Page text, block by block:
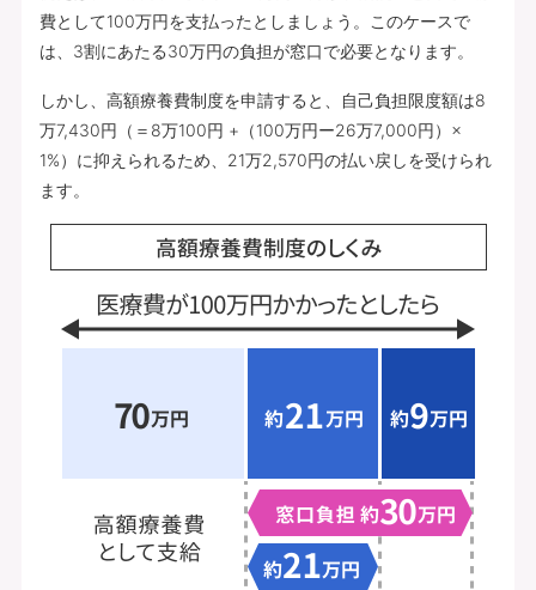
費として100万円を支払ったとしましょう。このケースで
は、3割にあたる30万円の負担が窓口で必要となります。
しかし、高額療養費制度を申請すると、自己負担限度額は8
万7,430円（＝8万100円 +（100万円ー26万7,000円）×
1%）に抑えられるため、21万2,570円の払い戻しを受けられ
ます。